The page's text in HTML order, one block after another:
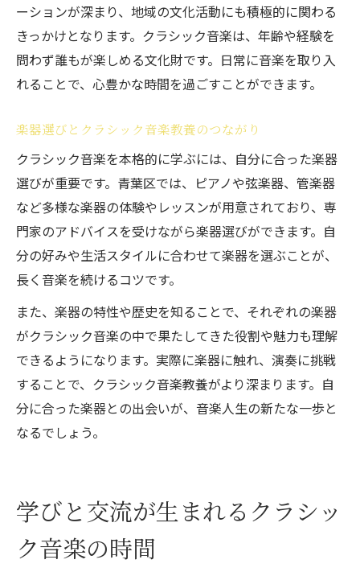
ーションが深まり、地域の文化活動にも積極的に関わる
きっかけとなります。クラシック音楽は、年齢や経験を
問わず誰もが楽しめる文化財です。日常に音楽を取り入
れることで、心豊かな時間を過ごすことができます。
楽器選びとクラシック音楽教養のつながり
クラシック音楽を本格的に学ぶには、自分に合った楽器
選びが重要です。青葉区では、ピアノや弦楽器、管楽器
など多様な楽器の体験やレッスンが用意されており、専
門家のアドバイスを受けながら楽器選びができます。自
分の好みや生活スタイルに合わせて楽器を選ぶことが、
長く音楽を続けるコツです。
また、楽器の特性や歴史を知ることで、それぞれの楽器
がクラシック音楽の中で果たしてきた役割や魅力も理解
できるようになります。実際に楽器に触れ、演奏に挑戦
することで、クラシック音楽教養がより深まります。自
分に合った楽器との出会いが、音楽人生の新たな一歩と
なるでしょう。
学びと交流が生まれるクラシッ
ク音楽の時間